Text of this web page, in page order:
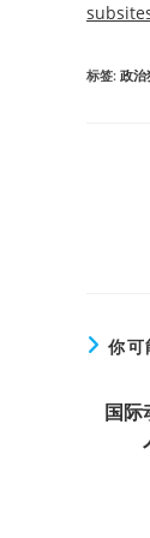
标签: 政治
你可
国际